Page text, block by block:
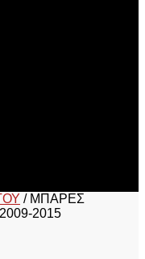
/ ΜΠΑΡΕΣ
2015